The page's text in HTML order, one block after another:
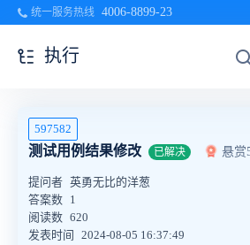
统一服务热线 4006-8899-23
执行
597582
测试用例结果修改 已解决 悬赏
提问者 英勇无比的洋葱
答案数 1
阅读数 620
发表时间
2024-08-05 16:37:49